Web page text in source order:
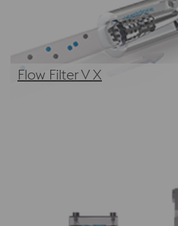
Flow Filter V X